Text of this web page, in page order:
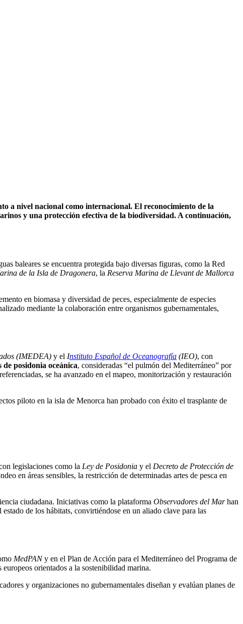
a nivel nacional como internacional. El reconocimiento de la
y una protección efectiva de la biodiversidad. A continuación,
baleares se encuentra protegida bajo diversas figuras, como la Red
de la Isla de Dragonera, la Reserva Marina de Llevant de Mallorca
en biomasa y diversidad de peces, especialmente de especies
mediante la colaboración entre organismos gubernamentales,
(IMEDEA) y el Instituto Español de Oceanografía (IEO), con
de posidonia oceánica, consideradas “el pulmón del Mediterráneo” por
se ha avanzado en el mapeo, monitorización y restauración
piloto en la isla de Menorca han probado con éxito el trasplante de
legislaciones como la Ley de Posidonia y el Decreto de Protección de
en áreas sensibles, la restricción de determinadas artes de pesca en
ciudadana. Iniciativas como la plataforma Observadores del Marhan
de los hábitats, convirtiéndose en un aliado clave para las
MedPANy en el Plan de Acción para el Mediterráneo del Programa de
orientados a la sostenibilidad marina.
y organizaciones no gubernamentales diseñan y evalúan planes de